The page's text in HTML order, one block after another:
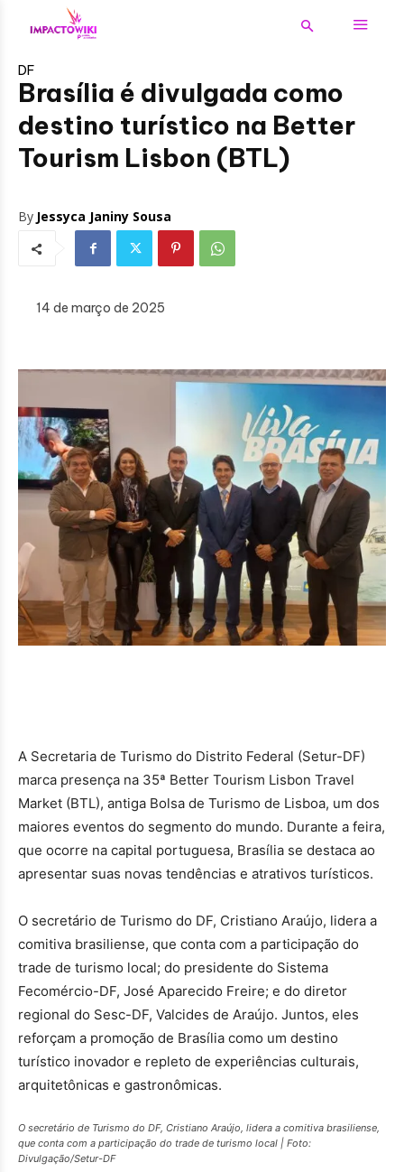
DF
Brasília é divulgada como
destino turístico na Better
Tourism Lisbon (BTL)
By Jessyca Janiny Sousa
14 de março de 2025
A Secretaria de Turismo do Distrito Federal (Setur-DF)
marca presença na 35ª Better Tourism Lisbon Travel
Market (BTL), antiga Bolsa de Turismo de Lisboa, um dos
maiores eventos do segmento do mundo. Durante a feira,
que ocorre na capital portuguesa, Brasília se destaca ao
apresentar suas novas tendências e atrativos turísticos.
O secretário de Turismo do DF, Cristiano Araújo, lidera a
comitiva brasiliense, que conta com a participação do
trade de turismo local; do presidente do Sistema
Fecomércio-DF, José Aparecido Freire; e do diretor
regional do Sesc-DF, Valcides de Araújo. Juntos, eles
reforçam a promoção de Brasília como um destino
turístico inovador e repleto de experiências culturais,
arquitetônicas e gastronômicas.
O secretário de Turismo do DF, Cristiano Araújo, lidera a comitiva brasiliense,
que conta com a participação do trade de turismo local | Foto:
Divulgação/Setur-DF